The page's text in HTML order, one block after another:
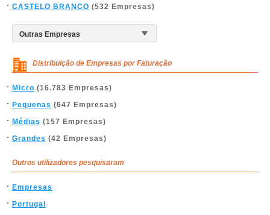
CASTELO BRANCO (532 Empresas)
Distribuição de Empresas por Faturação
Micro (16.783 Empresas)
Pequenas (647 Empresas)
Médias (157 Empresas)
Grandes (42 Empresas)
Outros utilizadores pesquisaram
Empresas
Portugal